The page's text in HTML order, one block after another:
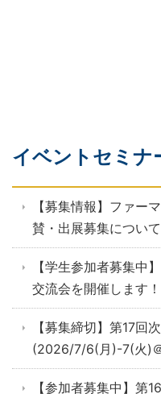
イベントセミナ
【募集情報】ファ
賛・出展募集について
【学生参加者募集中
交流会を開催します
【募集締切】第17回
(2026/7/6(月)-7(火)
【参加者募集中】第